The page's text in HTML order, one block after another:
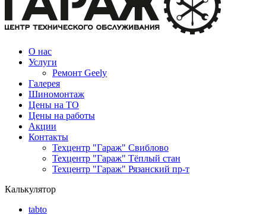
О нас
Услуги
Ремонт Geely
Галерея
Шиномонтаж
Цены на ТО
Цены на работы
Акции
Контакты
Техцентр "Гараж" Свиблово
Техцентр "Гараж" Тёплый стан
Техцентр "Гараж" Рязанский пр-т
Калькулятор
tabto